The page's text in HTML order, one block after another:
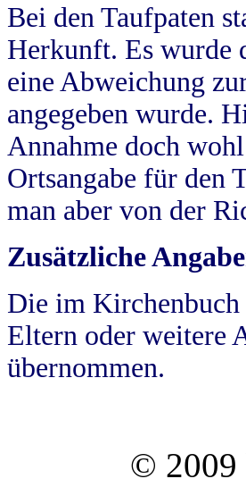
Bei den Taufpaten
Herkunft. Es wurde
eine Abweichung
angegeben wurde.
Annahme doch
Ortsangabe für den
man aber von der
Zusätzliche
Die im Kirchenbuch
Eltern oder weitere
übernommen.
© 2009